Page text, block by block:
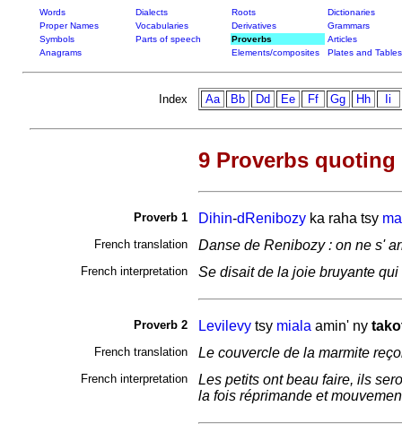
Words Dialects Roots
Dictionaries
Proper Names
Vocabularies Derivatives
Grammars
Symbols
Parts of speech Proverbs
Articles
Anagrams
Elements/composites Plates and Tables
Index Aa Bb Dd Ee Ff Gg Hh Ii
9 Proverbs
Proverb 1 Dihin-dRenibozyka raha tsy
French translation Danse de Renibozy : on ne s'
French interpretation Se disait de la joie bruyante
Proverb 2 Levilevytsy miala amin' ny
French translation Le couvercle de la marmite
French interpretation
Les petits ont beau faire, ils
la fois réprimande et